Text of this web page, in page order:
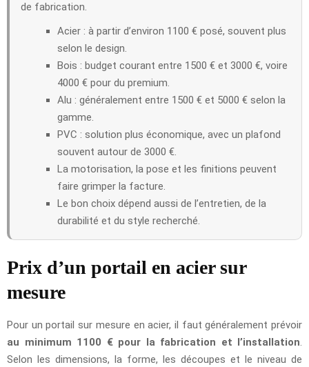
de fabrication.
Acier : à partir d’environ 1100 € posé, souvent plus
selon le design.
Bois : budget courant entre 1500 € et 3000 €, voire
4000 € pour du premium.
Alu : généralement entre 1500 € et 5000 € selon la
gamme.
PVC : solution plus économique, avec un plafond
souvent autour de 3000 €.
La motorisation, la pose et les finitions peuvent
faire grimper la facture.
Le bon choix dépend aussi de l’entretien, de la
durabilité et du style recherché.
Prix d’un portail en acier sur
mesure
Pour un portail sur mesure en acier, il faut généralement prévoir
au minimum 1100 € pour la fabrication et l’installation.
Selon les dimensions, la forme, les découpes et le niveau de